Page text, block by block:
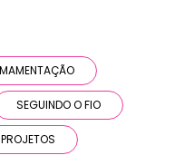
SEGUINDO O FIO